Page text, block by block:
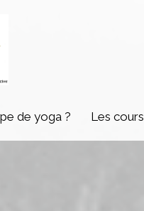
de yoga ? Les cours